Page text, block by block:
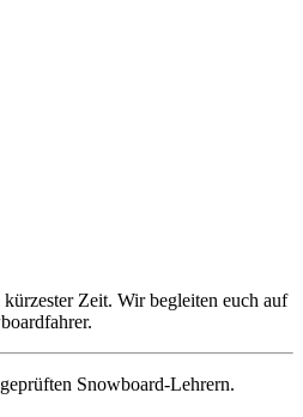
Zeit. Wir begleiten euch auf
Snowboard-Lehrern.